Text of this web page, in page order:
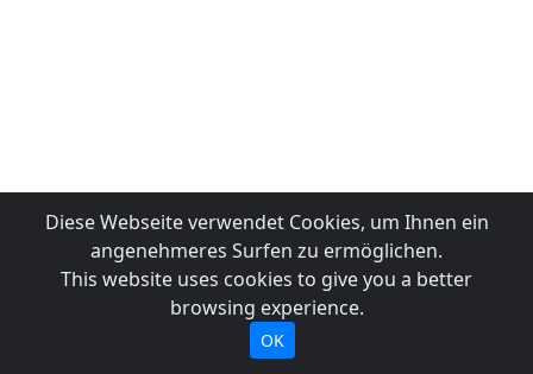
Diese Webseite verwendet Cookies, um Ihnen ein
angenehmeres Surfen zu ermöglichen.
This website uses cookies to give you a better
browsing experience.
OK